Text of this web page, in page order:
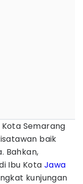
Semarang
baik
Bahkan,
Ibu Kota Jawa
kunjungan